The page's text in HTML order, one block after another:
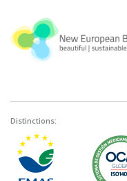
Distinctions: